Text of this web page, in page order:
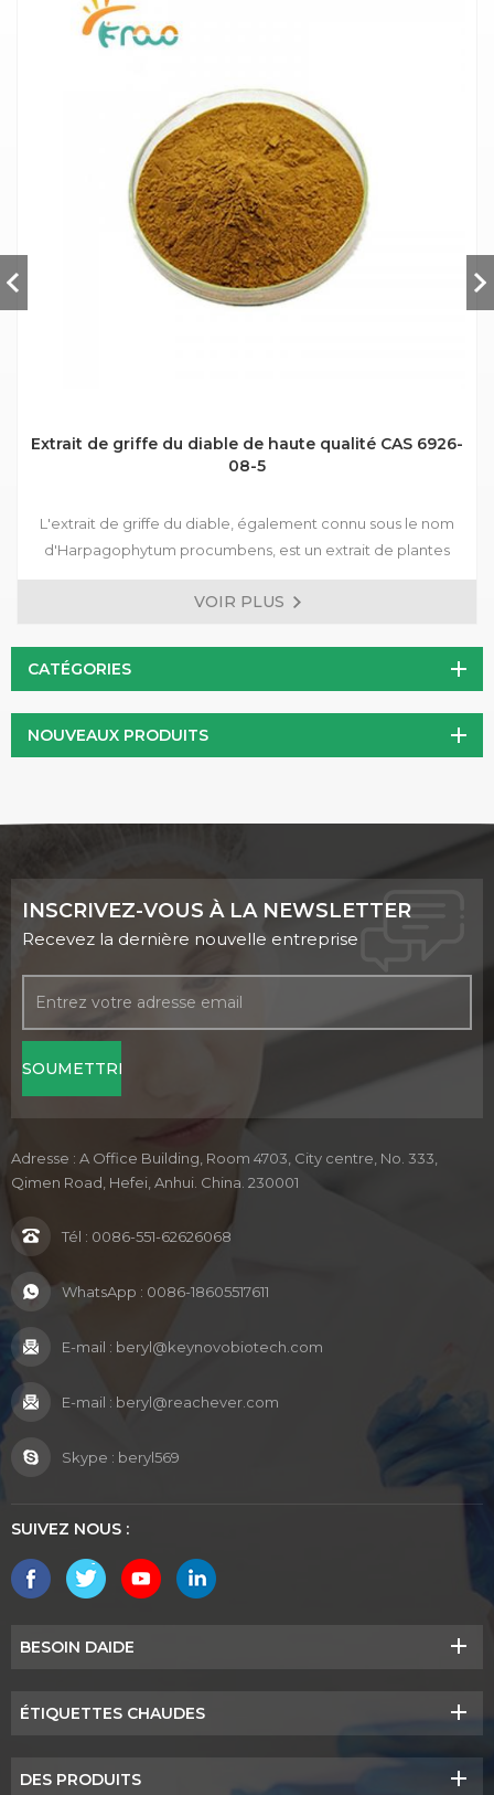
Extrait de griffe du diable de haute qualité CAS 6926-
08-5
L'extrait de griffe du diable, également connu sous le nom
d'Harpagophytum procumbens, est un extrait de plantes
dérivé des racines d'une plante originaire du désert du
Kalahari en Afrique australe. Il est utilisé depuis longtemps
problèmes de santé.
VOIR PLUS
CATÉGORIES
NOUVEAUX PRODUITS
INSCRIVEZ-VOUS À LA NEWSLETTER
Recevez la dernière nouvelle entreprise
Adresse : A Office Building, Room 4703, City centre, No. 333,
Qimen Road, Hefei, Anhui. China. 230001
Tél : 0086-551-62626068
WhatsApp : 0086-18605517611
E-mail : beryl@keynovobiotech.com
E-mail : beryl@reachever.com
Skype : beryl569
SUIVEZ NOUS :
BESOIN DAIDE
ÉTIQUETTES CHAUDES
DES PRODUITS